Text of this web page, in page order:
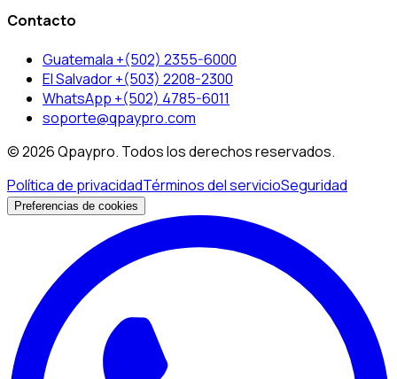
Contacto
Guatemala +(502) 2355-6000
El Salvador +(503) 2208-2300
WhatsApp +(502) 4785-6011
soporte@qpaypro.com
© 2026 Qpaypro. Todos los derechos reservados.
Política de privacidadTérminos del servicioSeguridad
Preferencias de cookies